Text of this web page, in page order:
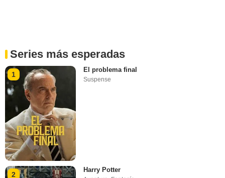
Series más esperadas
1
El problema final
Suspense
2
Harry Potter